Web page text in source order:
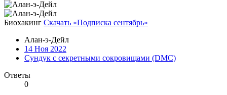
Биохакинг Скачать «Подписка сентябрь»
Алан-э-Дейл
14 Ноя 2022
Сундук с секретными сокровищами (DMC)
Ответы
0